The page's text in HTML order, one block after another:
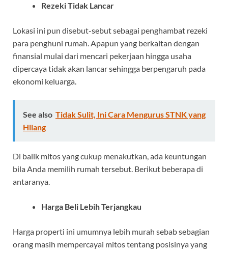
Rezeki Tidak Lancar
Lokasi ini pun disebut-sebut sebagai penghambat rezeki
para penghuni rumah. Apapun yang berkaitan dengan
finansial mulai dari mencari pekerjaan hingga usaha
dipercaya tidak akan lancar sehingga berpengaruh pada
ekonomi keluarga.
See also Tidak Sulit, Ini Cara Mengurus STNK yang
Hilang
Di balik mitos yang cukup menakutkan, ada keuntungan
bila Anda memilih rumah tersebut. Berikut beberapa di
antaranya.
Harga Beli Lebih Terjangkau
Harga properti ini umumnya lebih murah sebab sebagian
orang masih mempercayai mitos tentang posisinya yang